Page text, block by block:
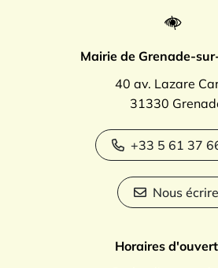
Mairie de Grenade-
40 av. Lazare
31330
+33 5 61 37
Nous écrire
Horaires